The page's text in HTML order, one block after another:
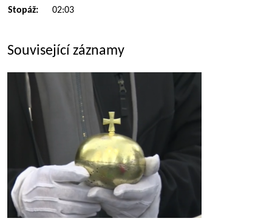
Stopáž:
02:03
Související záznamy